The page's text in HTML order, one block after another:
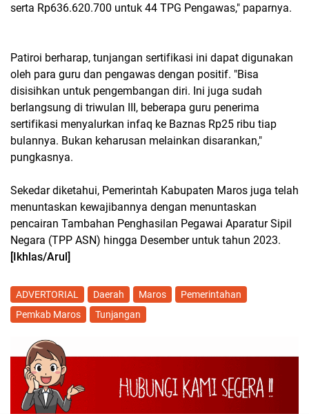
serta Rp636.620.700 untuk 44 TPG Pengawas," paparnya.
Patiroi berharap, tunjangan sertifikasi ini dapat digunakan
oleh para guru dan pengawas dengan positif. "Bisa
disisihkan untuk pengembangan diri. Ini juga sudah
berlangsung di triwulan III, beberapa guru penerima
sertifikasi menyalurkan infaq ke Baznas Rp25 ribu tiap
bulannya. Bukan keharusan melainkan disarankan,"
pungkasnya.
Sekedar diketahui, Pemerintah Kabupaten Maros juga telah
menuntaskan kewajibannya dengan menuntaskan
pencairan Tambahan Penghasilan Pegawai Aparatur Sipil
Negara (TPP ASN) hingga Desember untuk tahun 2023.
[Ikhlas/Arul]
ADVERTORIAL Daerah Maros
Pemerintahan
Pemkab Maros
Tunjangan